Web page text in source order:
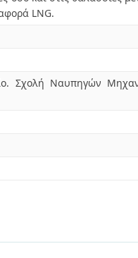
LNG.
Σχολή Ναυπηγών